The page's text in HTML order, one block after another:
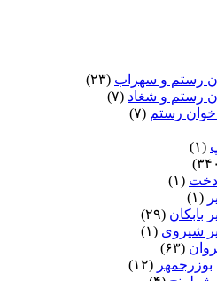
رستم و سهراب (۲۳)
رستم و شغاد (۷)
رستم‏ (۷)
(۱)
دخت (۱)
(۱)
بابکان (۲۹)
شیروی (۱)
(۶۳)
بوزرجمهر (۱۲)